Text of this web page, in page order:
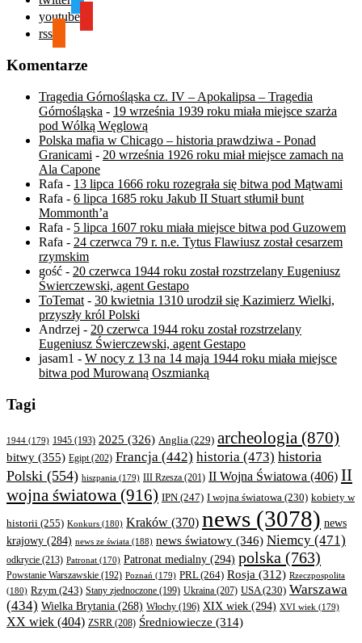
youtube
rss
Komentarze
Tragedia Górnośląska cz. IV – Apokalipsa – Tragedia
Górnośląska - 19 września 1939 roku miała miejsce szarża
pod Wólką Węglową
Polska mafia w Chicago – historia prawdziwa - Ponad
Granicami - 20 września 1926 roku miał miejsce zamach na
Ala Capone
Rafa - 13 lipca 1666 roku rozegrała się bitwa pod Mątwami
Rafa - 6 lipca 1685 roku Jakub II Stuart stłumił bunt
Mommonth’a
Rafa - 5 lipca 1607 roku miała miejsce bitwa pod Guzowem
Rafa - 24 czerwca 79 r. n.e. Tytus Flawiusz został cesarzem
rzymskim
gość - 20 czerwca 1944 roku został rozstrzelany Eugeniusz
Świerczewski, agent Gestapo
ToTemat - 30 kwietnia 1310 urodził się Kazimierz Wielki,
przyszły król Polski
Andrzej - 20 czerwca 1944 roku został rozstrzelany
Eugeniusz Świerczewski, agent Gestapo
jasam1 - W nocy z 13 na 14 maja 1944 roku miała miejsce
bitwa pod Murowaną Oszmianką
Tagi
1944 (179) 1945 (193) 2025 (326) Anglia (229) archeologia (870)
bitwy (355) Egipt(202) Francja (442) historia (473) historia
Polski (554) hiszpania (179) III Rzesza (201) II Wojna Światowa (406) II
wojna światowa (916) IPN (247) I wojna światowa (230) kobiety w
historii (255) Konkurs (180) Kraków (370) news (3078) news
krajowy (284) news ze świata (188) news światowy (346) Niemcy (471)
odkrycie (213) Patronat (170) Patronat medialny (294) polska (763)
Powstanie Warszawskie (192) Poznań (179) PRL(264) Rosja (312) Rzeczpospolita
(180) Rzym (243) Stany zjednoczone (199) Ukraina (207) USA(230) Warszawa
(434) Wielka Brytania (268) Włochy (196) XIX wiek (294) XVI wiek (179)
XX wiek (404) ZSRR (208) Średniowiecze (314)